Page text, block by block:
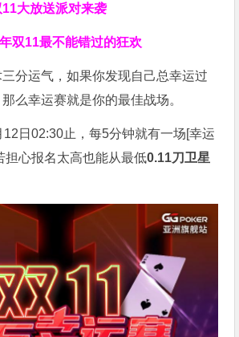
大放送派对来袭
双11最不能错过的狂欢
分运气，如果你发现自己总幸运过
么幸运赛就是你的最佳战场。
12日02:30止，每5分钟就有一场[幸运
担心报名太高也能从最低0.11刀卫星